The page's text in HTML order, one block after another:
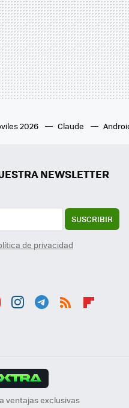
2026 Claude
NEWSLETTER
SUSCRIBIR
de privacidad
ventajas exclusivas